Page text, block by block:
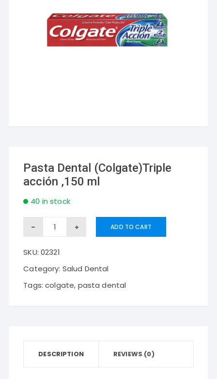
Pasta Dental (Colgate)Triple
acción ,150 ml
40 in stock
Pasta
(Colgate)Triple
acción
,150
ADD TO CART
SKU: 02321
Category: Salud Dental
Tags:colgate, pasta dental
DESCRIPTION REVIEWS (0)